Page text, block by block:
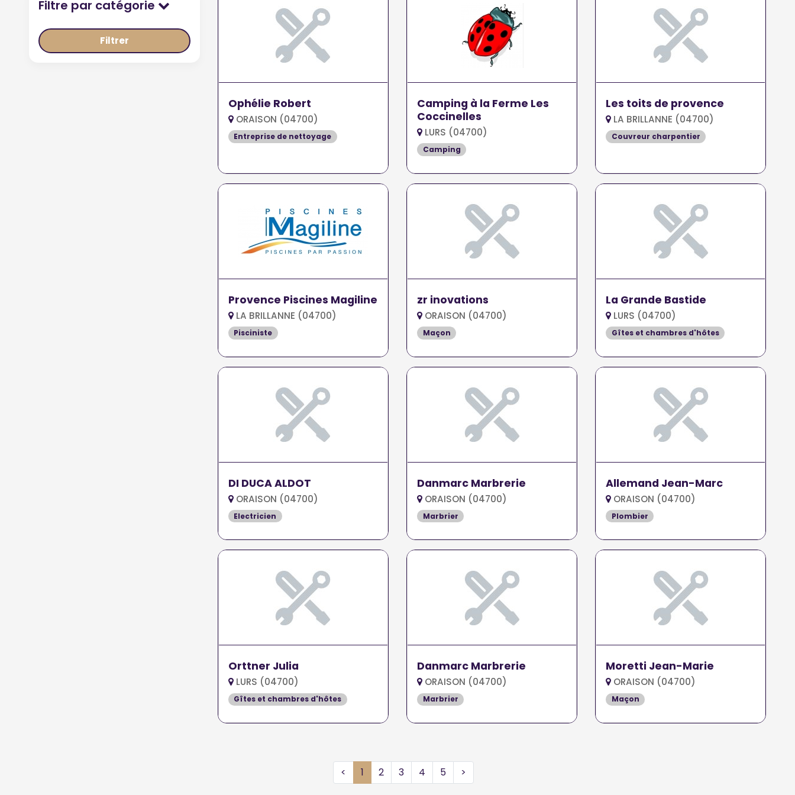
Filtre par catégorie
Filtrer
Ophélie Robert
ORAISON (04700)
Entreprise de nettoyage
Camping à la Ferme Les
Coccinelles
LURS (04700)
Camping
Les toits de provence
LA BRILLANNE (04700)
Couvreur charpentier
Provence Piscines Magiline
LA BRILLANNE (04700)
Pisciniste
zr inovations
ORAISON (04700)
Maçon
La Grande Bastide
LURS (04700)
Gîtes et chambres d'hôtes
DI DUCA ALDOT
ORAISON (04700)
Electricien
Danmarc Marbrerie
ORAISON (04700)
Marbrier
Allemand Jean-Marc
ORAISON (04700)
Plombier
Orttner Julia
LURS (04700)
Gîtes et chambres d'hôtes
Danmarc Marbrerie
ORAISON (04700)
Marbrier
Moretti Jean-Marie
ORAISON (04700)
Maçon
< 1 2 3 4 5 >